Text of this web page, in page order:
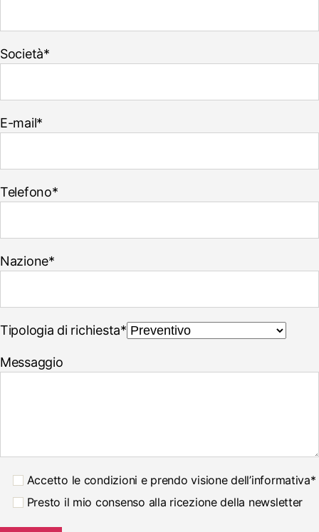
Società*
E-mail*
Telefono*
Nazione*
Tipologia di richiesta*
Messaggio
Accetto le condizioni e prendo visione dell’informativa*
Presto il mio consenso alla ricezione della newsletter